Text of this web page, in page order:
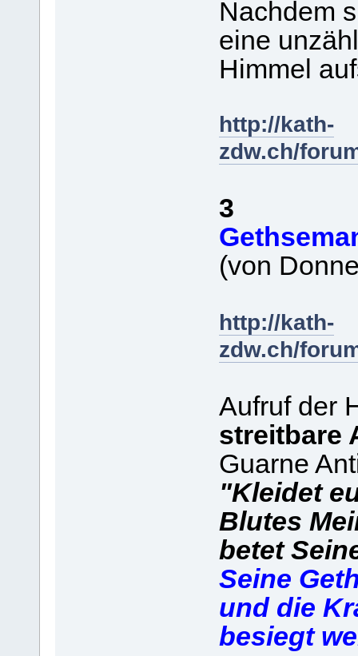
Nachdem
eine
Himmel
http://kath-
zdw.ch/
3
(von
http://kath-
zdw.ch/
Aufruf der
streitbare
Guarne
"Kleidet
Blutes
betet
Seine
und die
besiegt